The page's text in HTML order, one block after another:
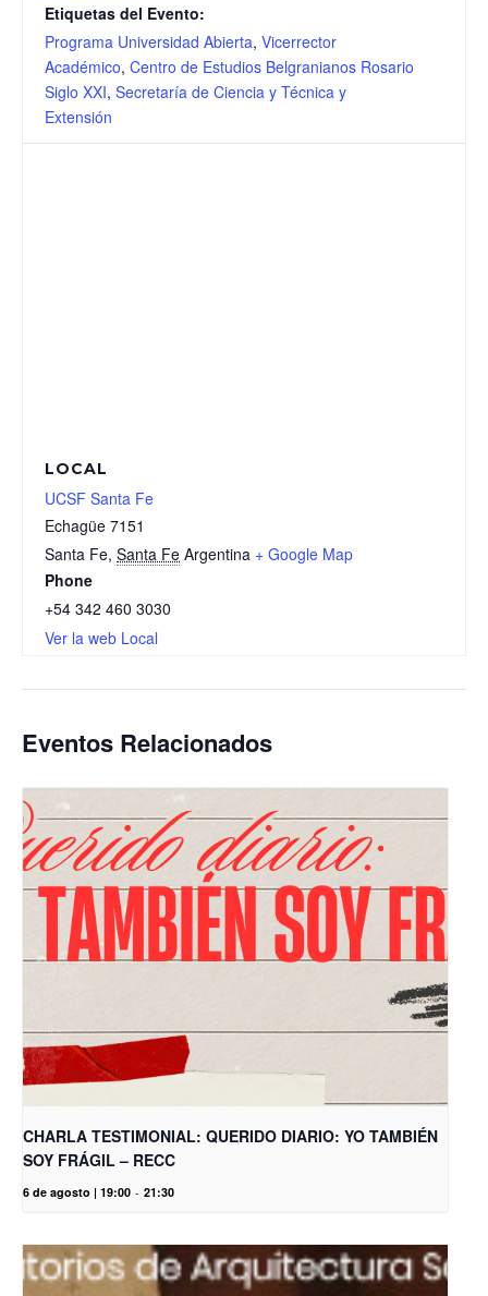
Etiquetas del Evento:
Programa Universidad Abierta, Vicerrector
Académico, Centro de Estudios Belgranianos Rosario
Siglo XXI, Secretaría de Ciencia y Técnica y
Extensión
LOCAL
UCSF Santa Fe
Echagüe 7151
Santa Fe, Santa Fe Argentina + Google Map
Phone
+54 342 460 3030
Ver la web Local
Eventos Relacionados
CHARLA TESTIMONIAL: QUERIDO DIARIO: YO TAMBIÉN
SOY FRÁGIL – RECC
6 de agosto | 19:00 - 21:30